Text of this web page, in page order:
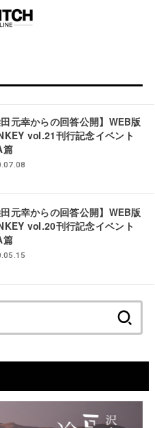
田元幸からの回答公開】WEB版
vol.21刊行記念イベント
篇
田元幸からの回答公開】WEB版
vol.20刊行記念イベント
篇